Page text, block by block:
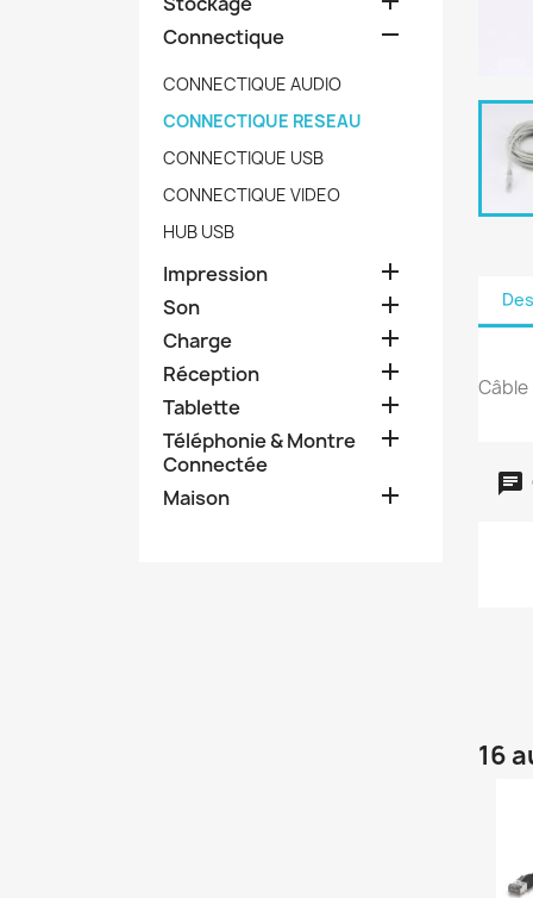
Connectique 
CONNECTIQUE AUDIO
CONNECTIQUE RESEAU
CONNECTIQUE USB
CONNECTIQUE VIDEO
HUB USB
Impression 
Son 
Charge 
Réception 
Tablette 
Téléphonie & Montre
Connectée

Maison 
Câble
16